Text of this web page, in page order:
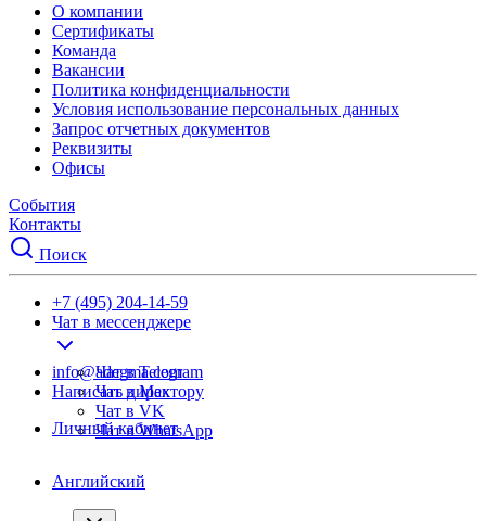
О компании
Сертификаты
Команда
Вакансии
Политика конфиденциальности
Условия использование персональных данных
Запрос отчетных документов
Реквизиты
Офисы
События
Контакты
Поиск
+7 (495) 204-14-59
Чат в мессенджере
Чат в Telegram
Чат в Max
Чат в VK
Чат в WhatsApp
info@adegma.com
Написать директору
Личный кабинет
Английский